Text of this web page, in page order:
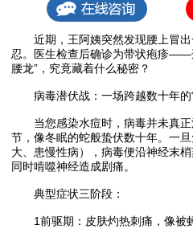
近期，王阿姨突然发现腰上冒出
忍。医生检查后确诊为带状疱疹——
腰龙”，究竟藏着什么秘密？
病毒潜伏战：一场跨越数十年的
当您感染水痘时，病毒并未真正
节，像冬眠的蛇般蛰伏数十年。一
大、患慢性病），病毒便沿神经末
同时啃噬神经造成剧痛。
典型症状三阶段：
1前驱期：皮肤灼热刺痛，像被